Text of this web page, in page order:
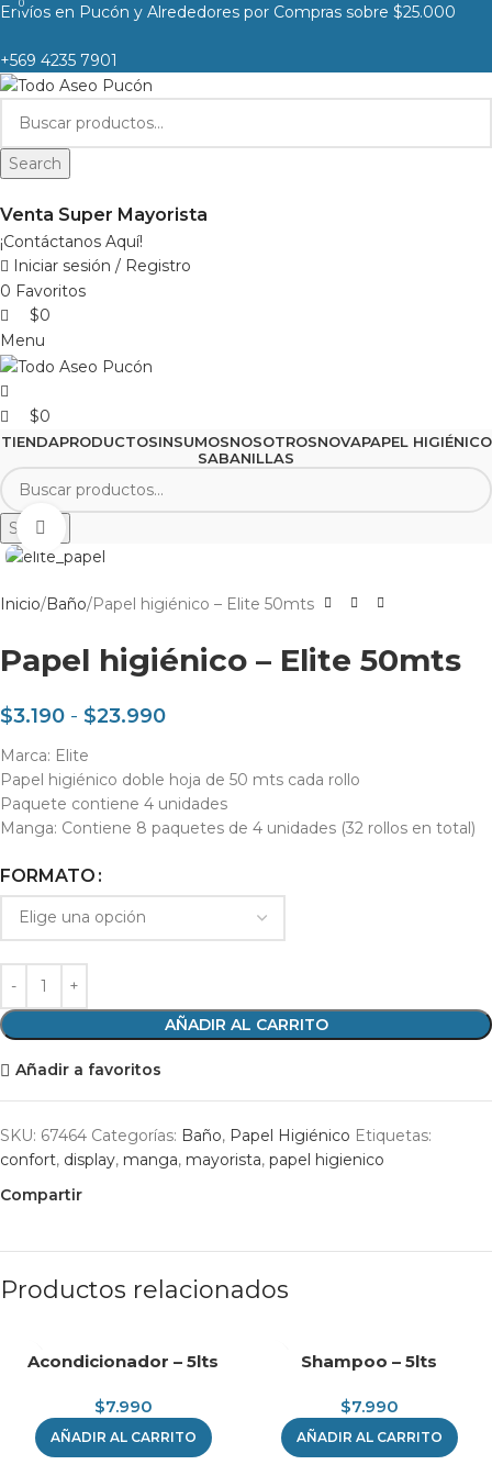
Envíos en Pucón y Alrededores por Compras sobre $25.000
+569 4235 7901
Search
Venta Super Mayorista
¡Contáctanos Aquí!
Iniciar sesión / Registro
0 Favoritos
0
$0
Menu
0
$0
TIENDAPRODUCTOSINSUMOSNOSOTROSNOVAPAPEL HIGIÉNICO
SABANILLAS
Search
Inicio Baño Papel higiénico – Elite 50mts
Papel higiénico – Elite 50mts
$3.190 - $23.990
Marca: Elite
Papel higiénico doble hoja de 50 mts cada rollo
Paquete contiene 4 unidades
Manga: Contiene 8 paquetes de 4 unidades (32 rollos en total)
FORMATO
AÑADIR AL CARRITO
Añadir a favoritos
SKU: 67464 Categorías: Baño, Papel Higiénico Etiquetas:
confort, display, manga, mayorista, papel higienico
Compartir
Productos relacionados
Acondicionador – 5lts
$7.990
AÑADIR AL CARRITO
Shampoo – 5lts
$7.990
AÑADIR AL CARRITO